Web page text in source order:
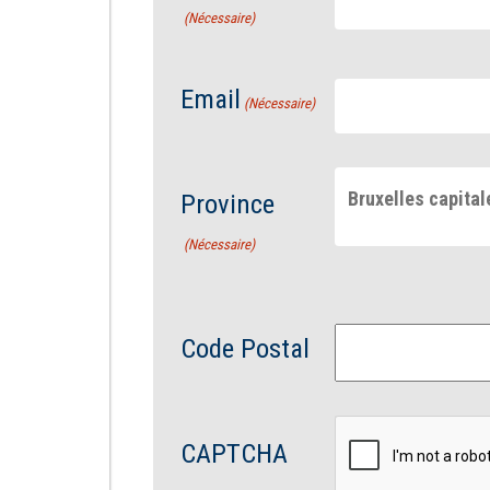
(Nécessaire)
Email (Nécessaire)
Province
(Nécessaire)
Bruxelles
Code Postal
CAPTCHA